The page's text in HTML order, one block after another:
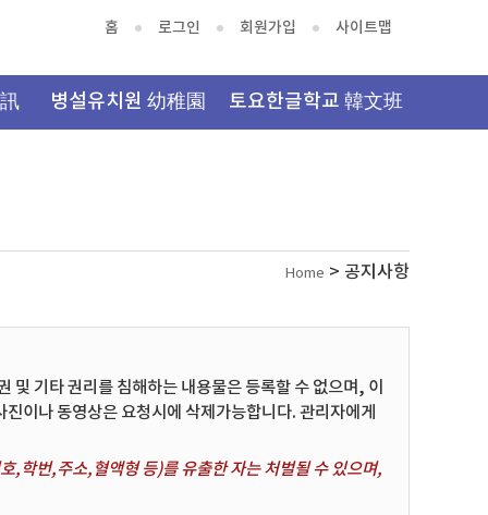
홈 로그인 회원가입 사이트맵
병설유치원 幼稚園 토요한글학교 韓文班
Home > 공지사항
및 기타 권리를 침해하는 내용물은 등록할 수 없으며, 이
이나 동영상은 요청시에 삭제가능합니다. 관리자에게
,학번,주소,혈액형 등)를 유출한 자는 처벌될 수 있으며,